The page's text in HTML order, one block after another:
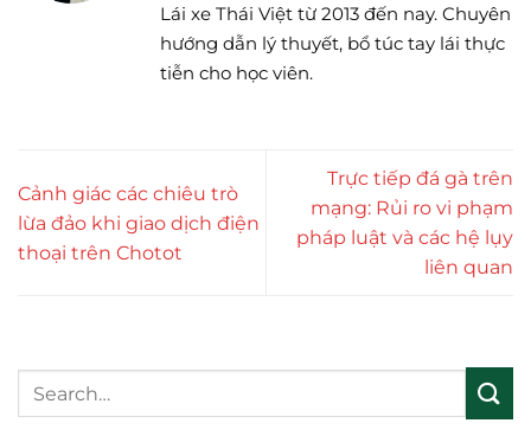
Lái xe Thái Việt từ 2013 đến nay. Chuyên
hướng dẫn lý thuyết, bổ túc tay lái thực
tiễn cho học viên.
Cảnh giác các chiêu trò
lừa đảo khi giao dịch điện
thoại trên Chotot
Trực tiếp đá gà trên
mạng: Rủi ro vi phạm
pháp luật và các hệ lụy
liên quan